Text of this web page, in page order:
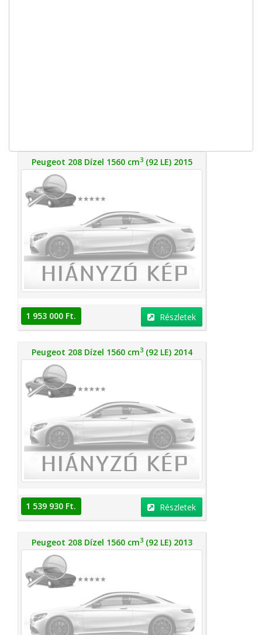
Peugeot 208 Dízel 1560 cm3(92 LE) 2015
1 953 000 Ft. Részletek
Peugeot 208 Dízel 1560 cm3(92 LE) 2014
1 539 930 Ft. Részletek
Peugeot 208 Dízel 1560 cm3(92 LE) 2013